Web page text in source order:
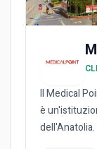
Il Medical
è